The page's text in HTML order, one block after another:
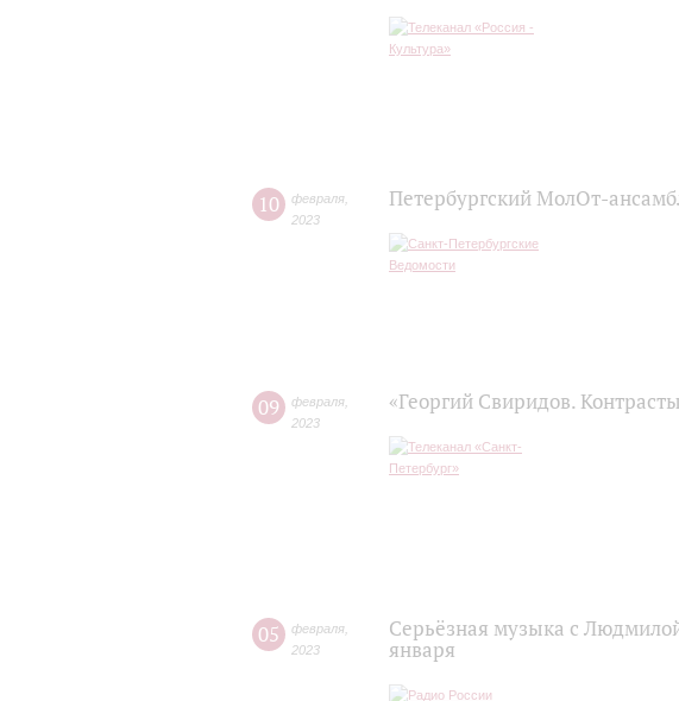
10 февраля
2023
Петербургский МолОт-
09 февраля
2023
«Георгий Свиридов.
05 февраля
2023
Серьёзная музыка с
января